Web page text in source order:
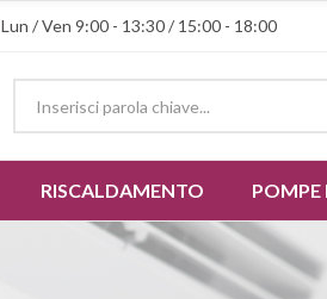
Lun / Ven 9:00 - 13:30 / 15:00 - 18:00
RISCALDAMENTO POMPE